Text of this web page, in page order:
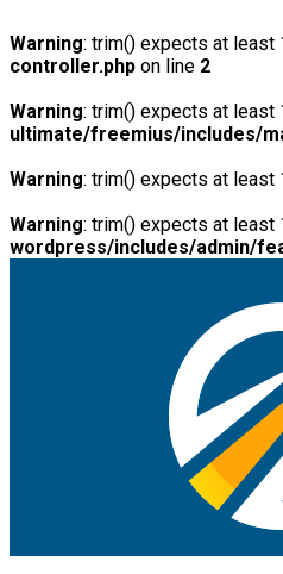
Warning: trim() expects at least
controller.php on line 2
Warning: trim() expects at least
ultimate/freemius/includes/
Warning: trim() expects at least
Warning: trim() expects at least
wordpress/includes/admin/